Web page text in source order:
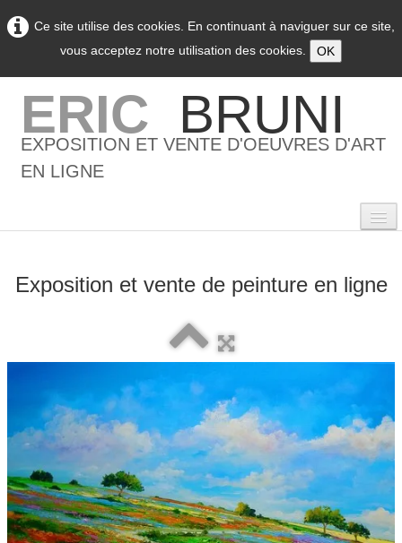
Ce site utilise des cookies. En continuant à naviguer sur ce site,
vous acceptez notre utilisation des cookies.
OK
ERIC BRUNI
EXPOSITION ET VENTE D'OEUVRES D'ART
EN LIGNE
0
L'artiste
Galeries▼
Vente
Boutique
Contact
Exposition et vente de peinture en ligne